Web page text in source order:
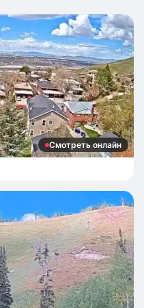
Смотреть онлайн